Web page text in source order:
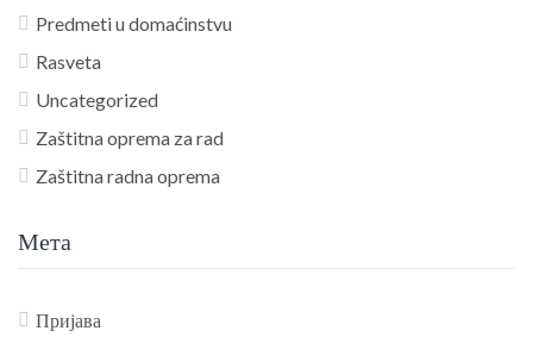
Predmeti u domaćinstvu
Rasveta
Uncategorized
Zaštitna oprema za rad
Zaštitna radna oprema
Мета
Пријава